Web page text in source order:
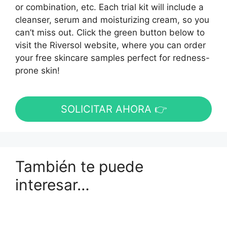
or combination, etc. Each trial kit will include a
cleanser, serum and moisturizing cream, so you
can’t miss out. Click the green button below to
visit the Riversol website, where you can order
your free skincare samples perfect for redness-
prone skin!
SOLICITAR AHORA 👉
También te puede
interesar…